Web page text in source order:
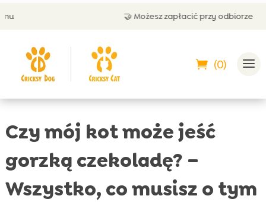
🤝 Możesz zapłacić przy odbiorze
(0)
Czy mój kot może jeść
gorzką czekoladę? –
Wszystko, co musisz o tym